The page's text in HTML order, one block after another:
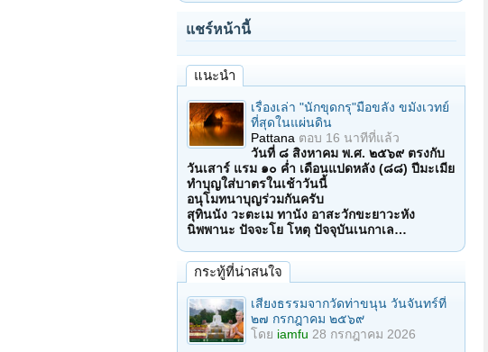
แชร์หน้านี้
แนะนำ
เรื่องเล่า "นักขุดกรุ"มือขลัง ขมังเวทย์
ที่สุดในแผ่นดิน
Pattana ตอบ 16 นาทีที่แล้ว
วันที่ ๘ สิงหาคม พ.ศ. ๒๕๖๙ ตรงกับ
วันเสาร์ แรม ๑๐ ค่ำ เดือนแปดหลัง (๘๘) ปีมะเมีย
ทำบุญใส่บาตรในเช้าวันนี้
อนุโมทนาบุญร่วมกันครับ
สุทินนัง วะตะเม ทานัง อาสะวักขะยาวะหัง
นิพพานะ ปัจจะโย โหตุ ปัจจุบันเนกาเล…
กระทู้ที่น่าสนใจ
เสียงธรรมจากวัดท่าขนุน วันจันทร์ที่
๒๗ กรกฎาคม ๒๕๖๙
โดย iamfu 28 กรกฎาคม 2026